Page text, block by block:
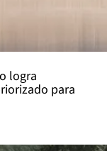
logra
para